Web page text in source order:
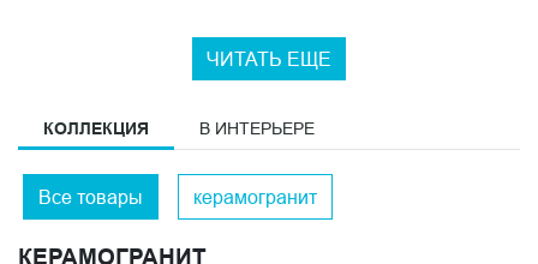
особенно популярен, так как позволяет подчеркнуть
небольшое. Цветовая гамма серии выполнена в сером
долговечности, прочности и простора в вашей гостиной
или холле.
ЧИТАТЬ ЕЩЕ
КОЛЛЕКЦИЯ В ИНТЕРЬЕРЕ
Все товары керамогранит
КЕРАМОГРАНИТ